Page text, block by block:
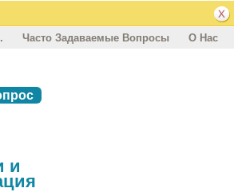
Часто Задаваемые Вопросы О Нас
и